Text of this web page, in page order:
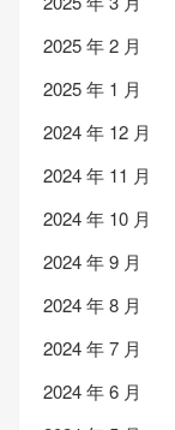
2025 年 2 月
2025 年 1 月
2024 年 12 月
2024 年 11 月
2024 年 10 月
2024 年 9 月
2024 年 8 月
2024 年 7 月
2024 年 6 月